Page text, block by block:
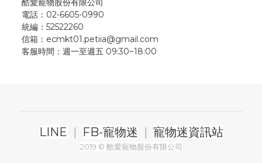
酷愛寵物股份有限公司
電話：02-6605-0990
統編：52522260
信箱：ecmkt01.petiia@gmail.com
客服時間：週一至週五 09:30~18:00
LINE | FB-寵物迷 | 寵物迷資訊站
2019 © 酷愛寵物股份有限公司